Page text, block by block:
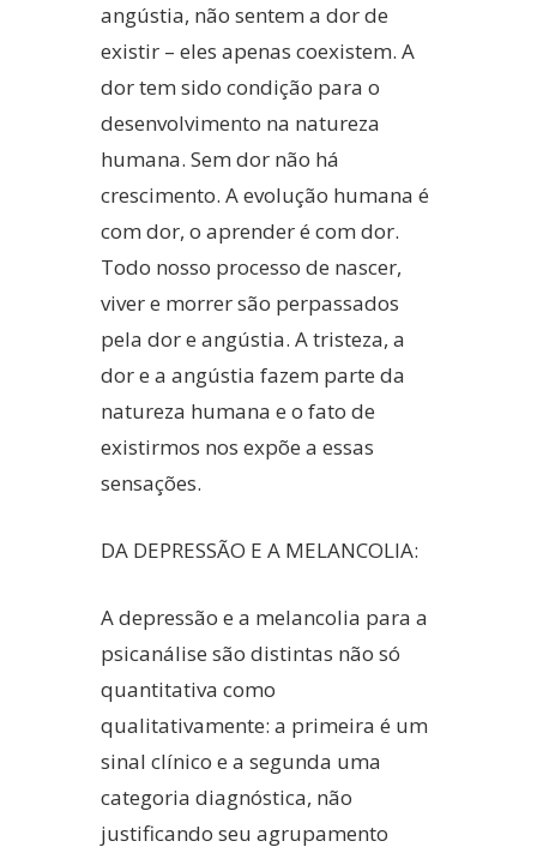
angústia, não sentem a dor de
existir – eles apenas coexistem. A
dor tem sido condição para o
desenvolvimento na natureza
humana. Sem dor não há
crescimento. A evolução humana é
com dor, o aprender é com dor.
Todo nosso processo de nascer,
viver e morrer são perpassados
pela dor e angústia. A tristeza, a
dor e a angústia fazem parte da
natureza humana e o fato de
existirmos nos expõe a essas
sensações.
DA DEPRESSÃO E A MELANCOLIA:
A depressão e a melancolia para a
psicanálise são distintas não só
quantitativa como
qualitativamente: a primeira é um
sinal clínico e a segunda uma
categoria diagnóstica, não
justificando seu agrupamento